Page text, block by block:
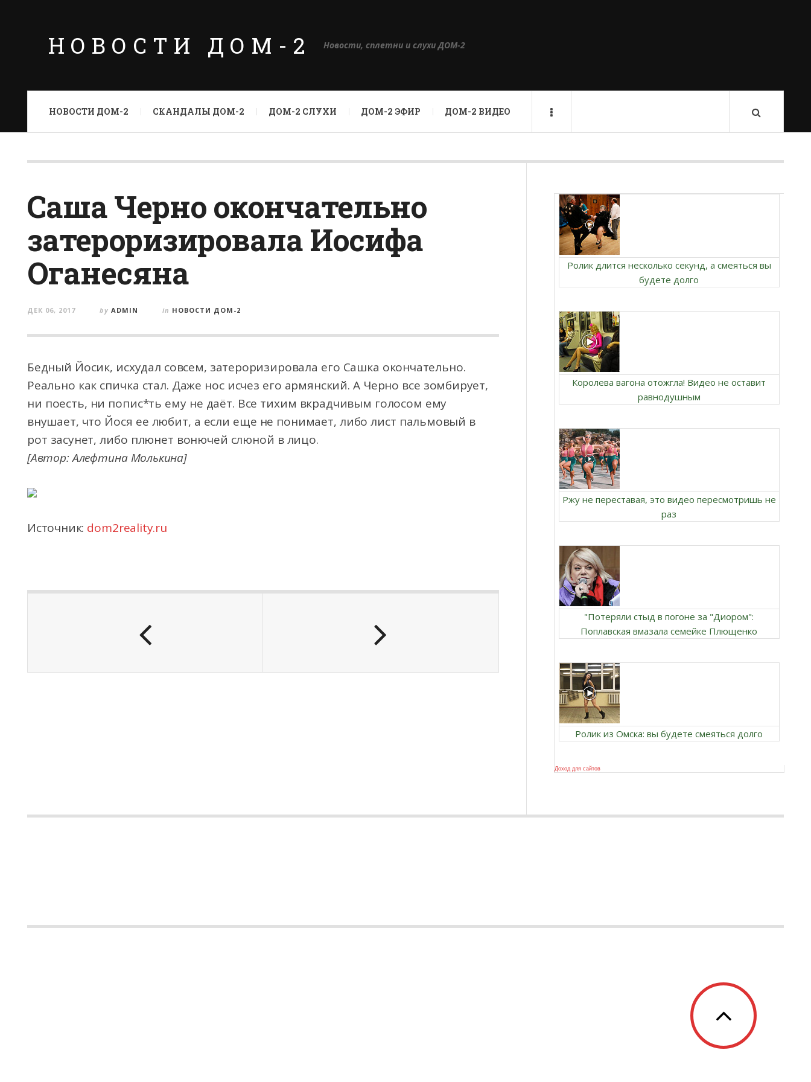
НОВОСТИ ДОМ-2 Новости, сплетни и слухи ДОМ-2
НОВОСТИ ДОМ-2 СКАНДАЛЫ ДОМ-2 ДОМ-2 СЛУХИ ДОМ-2 ЭФИР ДОМ-2 ВИДЕО
Саша Черно окончательно
затероризировала Иосифа
Оганесяна
ДЕК 06, 2017 by ADMIN in НОВОСТИ ДОМ-2
Бедный Йосик, исхудал совсем, затероризировала его Сашка окончательно.
Реально как спичка стал. Даже нос исчез его армянский. А Черно все зомбирует,
ни поесть, ни попис*ть ему не даёт. Все тихим вкрадчивым голосом ему
внушает, что Йося ее любит, а если еще не понимает, либо лист пальмовый в
рот засунет, либо плюнет вонючей слюной в лицо.
[Автор: Алефтина Молькина]
Источник: dom2reality.ru
Ролик длится несколько секунд, а смеяться вы
будете долго
Королева вагона отожгла! Видео не оставит
равнодушным
Ржу не переставая, это видео пересмотришь не
раз
"Потеряли стыд в погоне за "Диором":
Поплавская вмазала семейке Плющенко
Ролик из Омска: вы будете смеяться долго
Доход для сайтов